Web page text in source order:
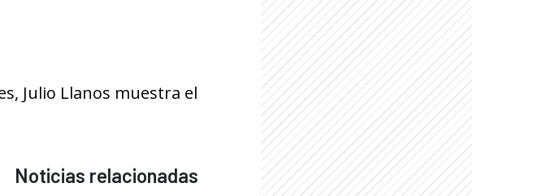
Julio Llanos muestra el
Noticias relacionadas